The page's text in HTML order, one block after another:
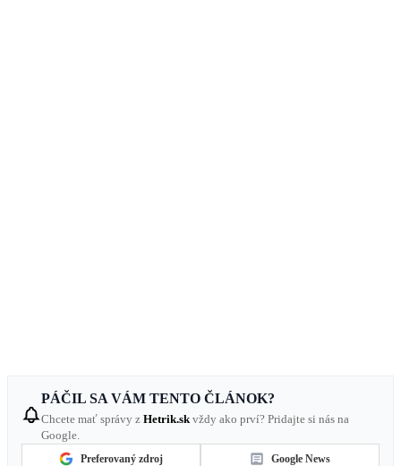
PÁČIL SA VÁM TENTO ČLÁNOK?
Chcete mať správy z Hetrik.skvždy ako prví? Pridajte si nás na
Google.
Preferovaný zdroj Google News